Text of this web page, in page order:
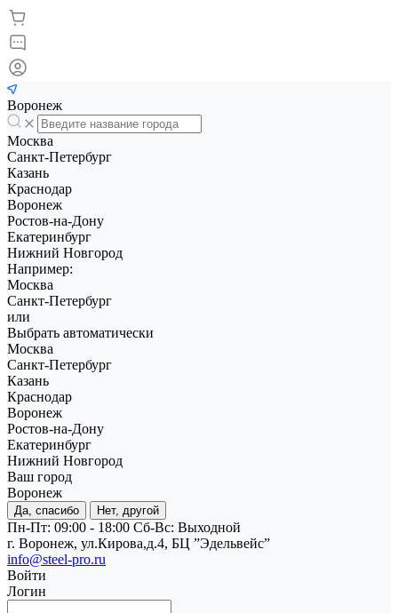
Воронеж
Москва
Санкт-Петербург
Казань
Краснодар
Воронеж
Ростов-на-Дону
Екатеринбург
Нижний Новгород
Например:
Москва
Санкт-Петербург
или
Выбрать автоматически
Москва
Санкт-Петербург
Казань
Краснодар
Воронеж
Ростов-на-Дону
Екатеринбург
Нижний Новгород
Ваш город
Воронеж
Да, спасибо Нет, другой
Пн-Пт: 09:00 - 18:00 Cб-Вс: Выходной
г. Воронеж, ул.Кирова,д.4, БЦ ”Эдельвейс”
info@steel-pro.ru
Войти
Логин